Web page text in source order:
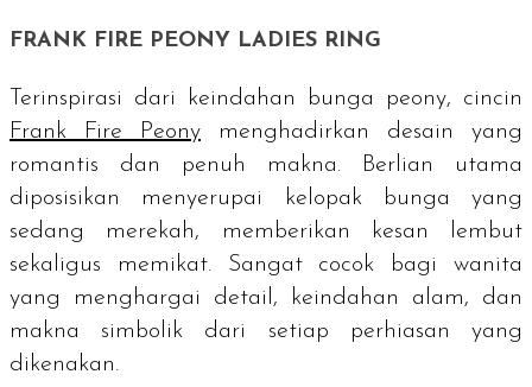
FRANK FIRE PEONY LADIES RING
Terinspirasi dari keindahan bunga peony, cincin
Frank Fire Peony menghadirkan desain yang
romantis dan penuh makna. Berlian utama
diposisikan menyerupai kelopak bunga yang
sedang merekah, memberikan kesan lembut
sekaligus memikat. Sangat cocok bagi wanita
yang menghargai detail, keindahan alam, dan
makna simbolik dari setiap perhiasan yang
dikenakan.